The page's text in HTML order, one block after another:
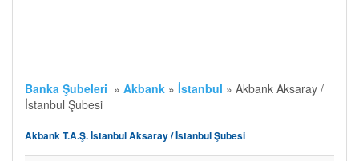
Banka Şubeleri » Akbank » İstanbul » Akbank Aksaray /
İstanbul Şubesi
Akbank T.A.Ş. İstanbul Aksaray / İstanbul Şubesi